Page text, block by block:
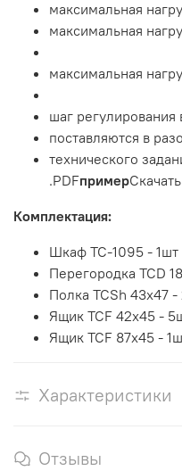
максимальная
максимальная
максимальная
шаг
поставляются в
технического
.PDFпримерСкачать
Комплектация:
Шкаф TC-1095 - 1шт
Перегородка TCD
Полка TCSh 43х47
Ящик TCF 42x45 -
Ящик TCF 87x45 -
Характеристики
Отзывы